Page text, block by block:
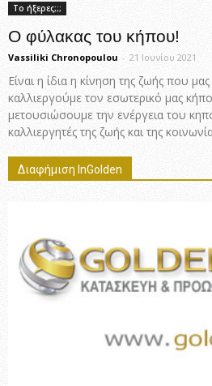
Το ήξερες;;;
Ο φύλακας του κήπου!
Vassiliki Chronopoulou - 21 Ιουνίου 2021
Είναι η ίδια η κίνηση της ζωής που
καλλιεργούμε τον εσωτερικό μας
μετουσιώσουμε την ενέργεια του
καλλιεργητές της ζωής και της
Διαφήμιση InGolden